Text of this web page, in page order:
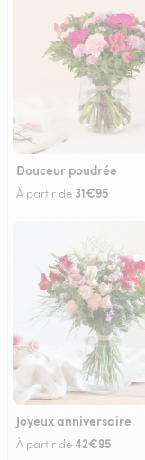
Douceur poudrée
À partir de 31€95
Joyeux anniversaire
À partir de42€95